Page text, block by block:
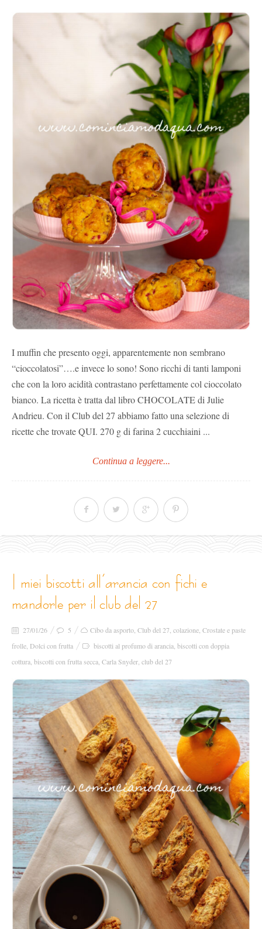
I muffin che presento oggi, apparentemente non sembrano
“cioccolatosi”….e invece lo sono! Sono ricchi di tanti lamponi
che con la loro acidità contrastano perfettamente col cioccolato
bianco. La ricetta è tratta dal libro CHOCOLATE di Julie
Andrieu. Con il Club del 27 abbiamo fatto una selezione di
ricette che trovate QUI. 270 g di farina 2 cucchiaini ...
Continua a leggere...
i miei biscotti all’arancia con fichi e
mandorle per il club del 27
27/01/26 5 Cibo da asporto Club del 27 colazione Crostate e paste
frolle Dolci con frutta biscotti al profumo di arancia biscotti con doppia
cottura biscotti con frutta secca Carla Snyder club del 27